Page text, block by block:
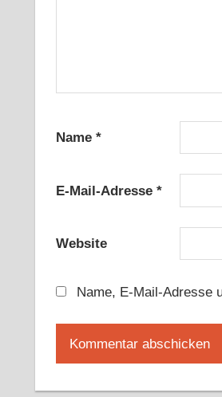
Name *
E-Mail-Adresse *
Website
Name, E-Mail-Adresse